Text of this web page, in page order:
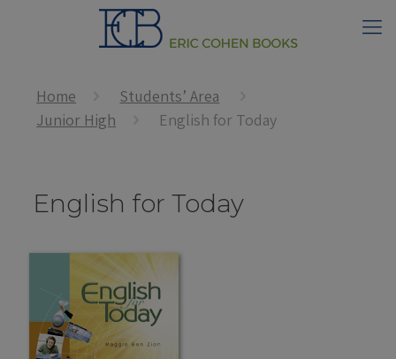
Home
Students’ Area
Junior High
English for Today
English for Today